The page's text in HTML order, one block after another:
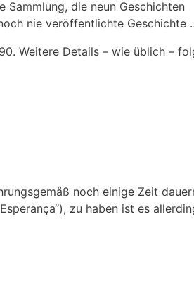
die neun Geschichten
nie veröffentlichte Geschichte
Weitere Details – wie üblich –
noch einige Zeit
zu haben ist es